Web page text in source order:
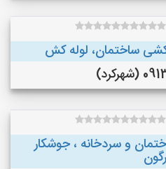
ساختمان، لوله کش
و سردخانه ، جوشکار